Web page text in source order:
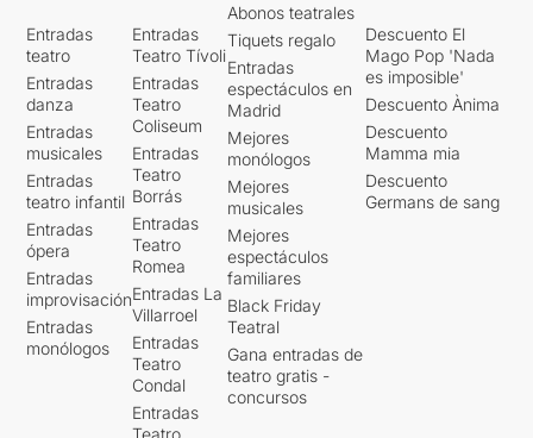
Entradas
teatro
Entradas
danza
Entradas
musicales
Entradas
teatro infantil
Entradas
ópera
Entradas
improvisación
Entradas
monólogos
Entradas
Teatro Tívoli
Entradas
Teatro
Coliseum
Entradas
Teatro
Borrás
Entradas
Teatro
Romea
Entradas La
Villarroel
Entradas
Teatro
Condal
Entradas
Teatro
Abonos teatrales
Tiquets regalo
Entradas
espectáculos en
Madrid
Mejores
monólogos
Mejores
musicales
Mejores
espectáculos
familiares
Black Friday
Teatral
Gana entradas de
teatro gratis -
concursos
Descuento El
Mago Pop 'Nada
es imposible'
Descuento Ànima
Descuento
Mamma mia
Descuento
Germans de sang